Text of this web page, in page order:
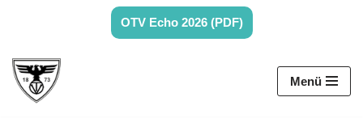
Inhalt
springen
OTV Echo 2026 (PDF)
Menü